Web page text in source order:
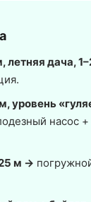
летняя дача,
уровень
насос +
м →